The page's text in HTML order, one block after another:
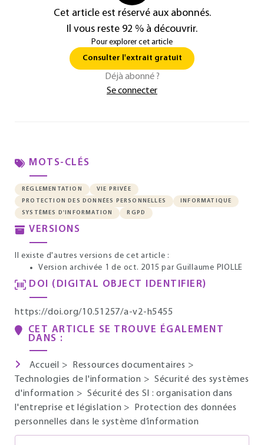
Cet article est réservé aux abonnés.
Il vous reste 92 % à découvrir.
Pour explorer cet article
Consulter l'extrait gratuit
Déjà abonné ?
Se connecter
MOTS-CLÉS
RÉGLEMENTATION
VIE PRIVÉE
PROTECTION DES DONNÉES PERSONNELLES
INFORMATIQUE
SYSTÈMES D'INFORMATION
RGPD
VERSIONS
Il existe d'autres versions de cet article :
Version archivée 1 de oct. 2015 par Guillaume PIOLLE
DOI (DIGITAL OBJECT IDENTIFIER)
https://doi.org/10.51257/a-v2-h5455
CET ARTICLE SE TROUVE ÉGALEMENT
DANS :
Accueil > Ressources documentaires >
Technologies de l'information > Sécurité des systèmes
d'information > Sécurité des SI : organisation dans
l'entreprise et législation >
Protection des données
personnelles dans le système d’information